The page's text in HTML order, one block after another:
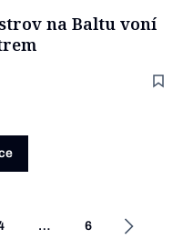
na Baltu voní
… 6